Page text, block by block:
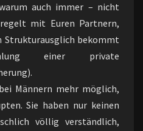
auch immer – nicht
mit Euren Partnern,
Strukturausglich bekommt
einer private
Männern mehr möglich,
Sie haben nur keinen
völlig verständlich,